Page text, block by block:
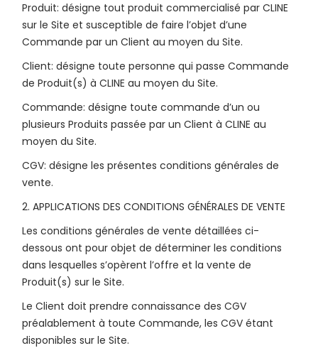
Produit: désigne tout produit commercialisé par CLINE
sur le Site et susceptible de faire l’objet d’une
Commande par un Client au moyen du Site.
Client: désigne toute personne qui passe Commande
de Produit(s) à CLINE au moyen du Site.
Commande: désigne toute commande d’un ou
plusieurs Produits passée par un Client à CLINE au
moyen du Site.
CGV: désigne les présentes conditions générales de
vente.
2. APPLICATIONS DES CONDITIONS GÉNÉRALES DE VENTE
Les conditions générales de vente détaillées ci-
dessous ont pour objet de déterminer les conditions
dans lesquelles s’opèrent l’offre et la vente de
Produit(s) sur le Site.
Le Client doit prendre connaissance des CGV
préalablement à toute Commande, les CGV étant
disponibles sur le Site.